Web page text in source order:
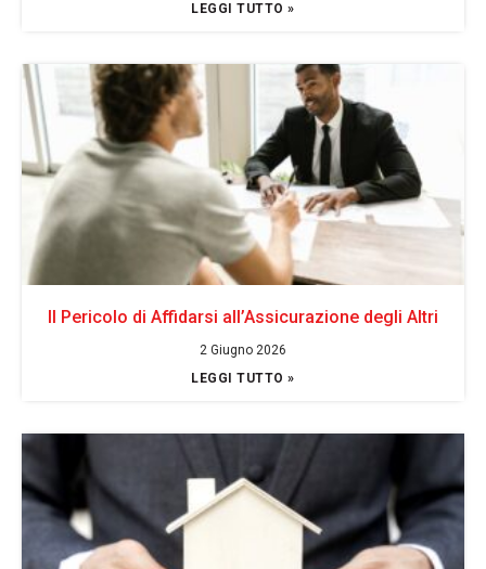
LEGGI TUTTO »
Il Pericolo di Affidarsi all’Assicurazione degli Altri
2 Giugno 2026
LEGGI TUTTO »